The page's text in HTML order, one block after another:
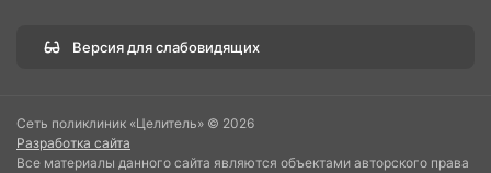
Версия для слабовидящих
Сеть поликлиник «Целитель» © 2026
Разработка сайта
Все материалы данного сайта являются объектами авторского права